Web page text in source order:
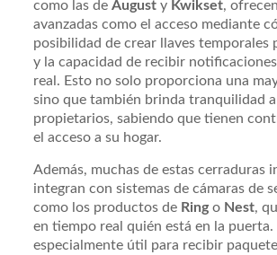
como las deAugust y Kwikset,
avanzadas como el acceso mediante
posibilidad de crear llaves temporales
y la capacidad de recibir
real. Esto no solo proporciona una
sino que también brinda tranquilidad
propietarios, sabiendo que tienen
el acceso a su hogar.
Además, muchas de estas cerraduras
integran con sistemas de cámaras de
como los productos de Ringo Nest,
en tiempo real quién está en la puerta.
especialmente útil para recibir